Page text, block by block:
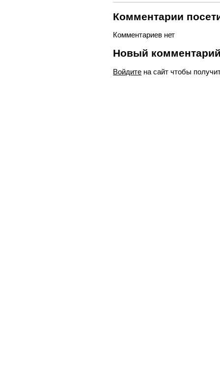
Комментарии
Комментариев нет
Новый
Войдите на сайт чтобы